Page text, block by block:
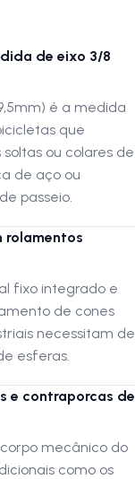
de eixo 3/8
é a medida
que
ou colares de
de aço ou
passeio.
rolamentos
fixo integrado e
de cones
necessitam de
esferas.
e contraporcas de
mecânico do
como os